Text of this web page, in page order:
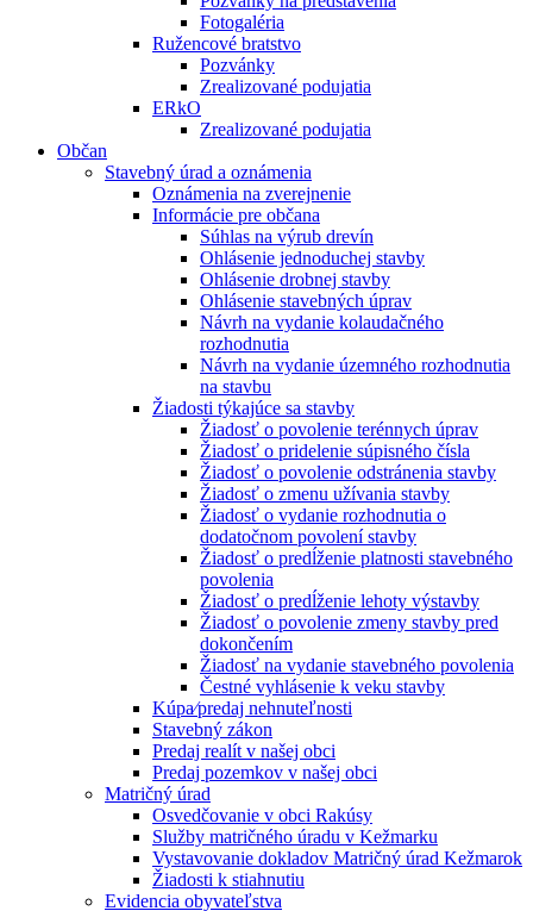
Fotogaléria
Ružencové bratstvo
Pozvánky
Zrealizované podujatia
ERkO
Zrealizované podujatia
Občan
Stavebný úrad a oznámenia
Oznámenia na zverejnenie
Informácie pre občana
Súhlas na výrub drevín
Ohlásenie jednoduchej stavby
Ohlásenie drobnej stavby
Ohlásenie stavebných úprav
Návrh na vydanie kolaudačného
rozhodnutia
Návrh na vydanie územného rozhodnutia
na stavbu
Žiadosti týkajúce sa stavby
Žiadosť o povolenie terénnych úprav
Žiadosť o pridelenie súpisného čísla
Žiadosť o povolenie odstránenia stavby
Žiadosť o zmenu užívania stavby
Žiadosť o vydanie rozhodnutia o
dodatočnom povolení stavby
Žiadosť o predĺženie platnosti stavebného
povolenia
Žiadosť o predĺženie lehoty výstavby
Žiadosť o povolenie zmeny stavby pred
dokončením
Žiadosť na vydanie stavebného povolenia
Čestné vyhlásenie k veku stavby
Kúpa⁄predaj nehnuteľnosti
Stavebný zákon
Predaj realít v našej obci
Predaj pozemkov v našej obci
Matričný úrad
Osvedčovanie v obci Rakúsy
Služby matričného úradu v Kežmarku
Vystavovanie dokladov Matričný úrad Kežmarok
Žiadosti k stiahnutiu
Evidencia obyvateľstva